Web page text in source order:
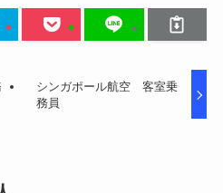
シンガポール航空 客室乗
務員